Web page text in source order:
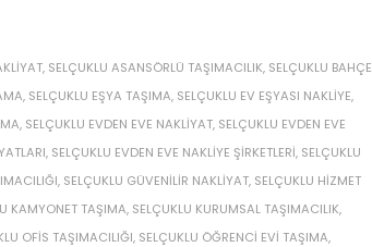
, SELÇUKLU ASANSÖRLÜ TAŞIMACILIK, SELÇUKLU BAHÇE
, SELÇUKLU EŞYA TAŞIMA, SELÇUKLU EV EŞYASI NAKLIYE,
, SELÇUKLU EVDEN EVE NAKLIYAT, SELÇUKLU EVDEN EVE
, SELÇUKLU EVDEN EVE NAKLIYE ŞIRKETLERI, SELÇUKLU
, SELÇUKLU GÜVENILIR NAKLIYAT, SELÇUKLU HIZMET
KAMYONET TAŞIMA, SELÇUKLU KURUMSAL TAŞIMACILIK,
OFIS TAŞIMACILIĞI, SELÇUKLU ÖĞRENCI EVI TAŞIMA,